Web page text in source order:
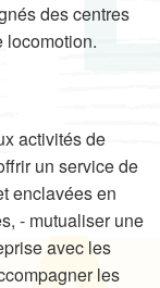
des centres
locomotion.
activités de
un service de
enclavées en
- mutualiser une
avec les
les